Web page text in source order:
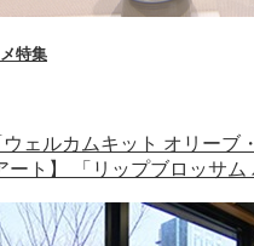
特集
ウェルカムキット オリーブ
ート】 「リップブロッサ